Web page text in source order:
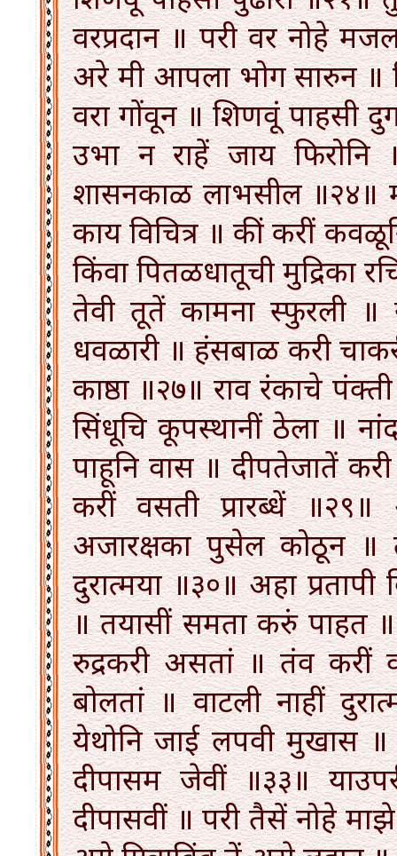
वरप्रदान ॥ परी वर नोहे
अरे मी आपला भोग सारुन ॥
वरा गोंवून ॥ शिणवूं पाहसी
उभा न राहें जाय
शासनकाळ लाभसील ॥२४॥
काय विचित्र ॥ कीं करीं
किंवा पितळधातूची मुद्रिका
तेवी तूतें कामना स्फुरली ॥
धवळारी ॥ हंसबाळ करी
काष्ठा ॥२७॥ राव रंकाचे
सिंधूचि कूपस्थानीं ठेला ॥
पाहूनि वास ॥ दीपतेजातें
करीं वसती प्रारब्धें
अजारक्षका पुसेल कोठून ॥
दुरात्मया ॥३०॥ अहा
॥ तयासीं समता करुं पाहत
रुद्रकरी असतां ॥ तंव
बोलतां ॥ वाटली नाहीं
येथोनि जाई लपवी मुखास ॥
दीपासम जेवीं ॥३३॥
दीपासवीं ॥ परी तैसें नोहे